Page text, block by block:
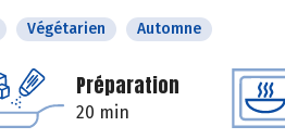
Végétarien Automne
Préparation
20 min